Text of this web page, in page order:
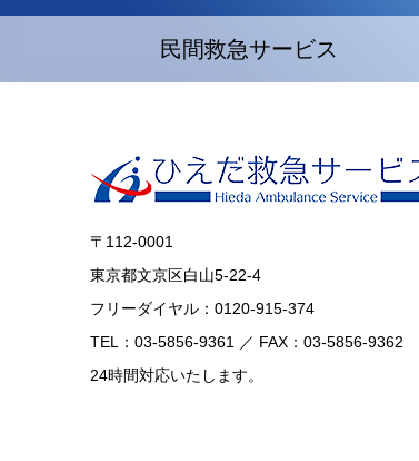
民間救急サービス
〒112-0001
東京都文京区白山5-22-4
フリーダイヤル：0120-915-374
TEL：03-5856-9361 ／ FAX：03-5856-9362
24時間対応いたします。